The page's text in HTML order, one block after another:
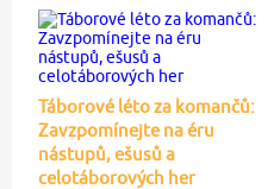
Táborové léto za komančů:
Zavzpomínejte na éru
nástupů, ešusů a
celotáborových her